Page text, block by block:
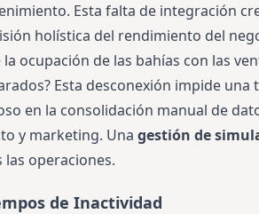
Esta falta de integración
holística del rendimiento del
ocupación de las bahías con las
Esta desconexión impide
en la consolidación manual de
y marketing. Una gestión de
operaciones.
de Inactividad